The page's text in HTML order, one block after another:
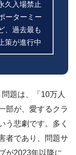
久入場禁止
ーターミー
、過去最も
策が進行中
題は、「10万人
部が、愛するクラ
う悲劇です。多く
者であり、問題サ
が2023年以降に